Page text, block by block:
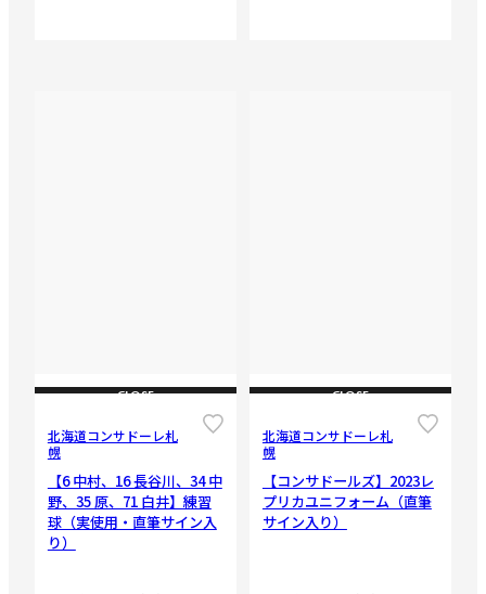
CLOSE
北海道コンサドーレ札
幌
【6 中村、16 長谷川、34 中
野、35 原、71 白井】練習
球（実使用・直筆サイン入
り）
CLOSE
北海道コンサドーレ札
幌
【コンサドールズ】2023レ
プリカユニフォーム（直筆
サイン入り）